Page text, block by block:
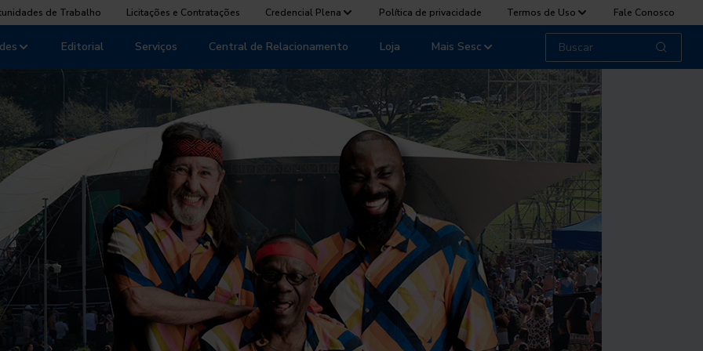
de Trabalho Licitações e Contratações Credencial Plena Política de privacidade Termos de Uso Fale Conosco
Editorial Serviços Central de Relacionamento Loja Mais Sesc